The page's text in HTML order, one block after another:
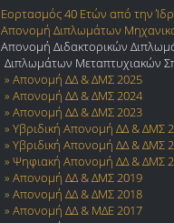
Εορτασμός 40 Ετών από την
Απονομή Διπλωμάτων
Απονομή Διδακτορικών
Διπλωμάτων Μεταπτυχιακών
Απονομή ΔΔ & ΔΜΣ 2025
Απονομή ΔΔ & ΔΜΣ 2024
Απονομή ΔΔ & ΔΜΣ 2023
Υβριδική Απονομή ΔΔ & ΔΜΣ
Υβριδική Απονομή ΔΔ & ΔΜΣ
Ψηφιακή Απονομή ΔΔ & ΔΜΣ
Απονομή ΔΔ & ΔΜΣ 2019
Απονομή ΔΔ & ΔΜΣ 2018
Απονομή ΔΔ & ΜΔΕ 2017